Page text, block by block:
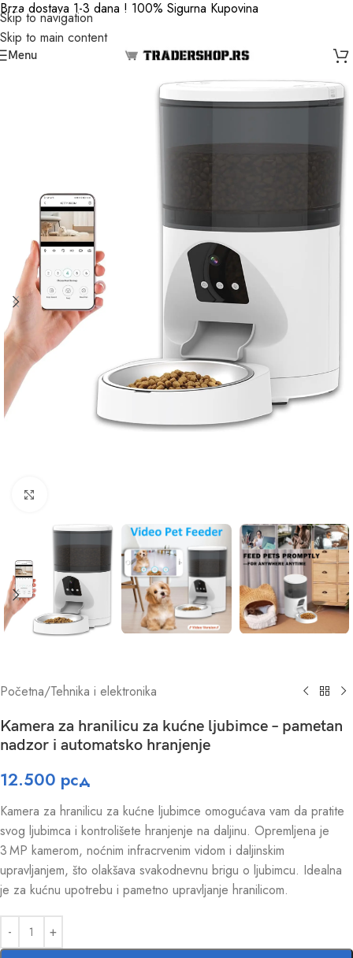
Skip to navigation
Skip to main content
Brza dostava 1-3 dana ! 100% Sigurna Kupovina
Menu
Početna/Tehnika i elektronika
Kamera za hranilicu za kućne ljubimce – pametan
nadzor i automatsko hranjenje
12.500 рсд
Kamera za hranilicu za kućne ljubimce omogućava vam da pratite
svog ljubimca i kontrolišete hranjenje na daljinu. Opremljena je
3 MP kamerom, noćnim infracrvenim vidom i daljinskim
upravljanjem, što olakšava svakodnevnu brigu o ljubimcu. Idealna
je za kućnu upotrebu i pametno upravljanje hranilicom.